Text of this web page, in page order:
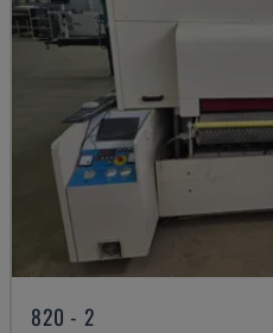
820 - 2